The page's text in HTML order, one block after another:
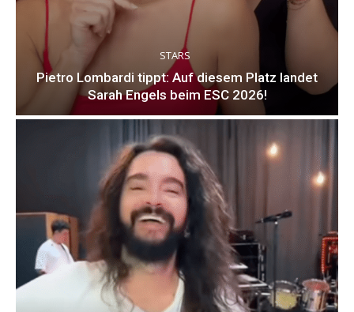
STARS
Pietro Lombardi tippt: Auf diesem Platz landet
Sarah Engels beim ESC 2026!